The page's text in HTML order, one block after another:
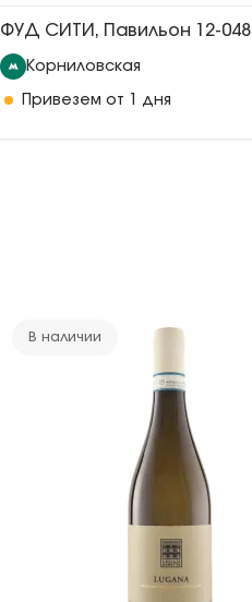
ФУД СИТИ, Павильон 12-048
Корниловская
Привезем от 1 дня
В наличии